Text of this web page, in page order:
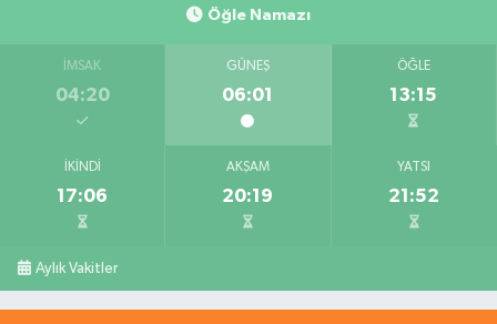
Öğle Namazı
İMSAK
04:20
GÜNEŞ
06:01
ÖĞLE
13:15
İKINDI
17:06
AKŞAM
20:19
YATSI
21:52
Aylık Vakitler